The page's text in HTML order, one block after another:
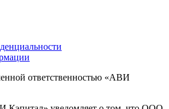
ответственностью «АВИ